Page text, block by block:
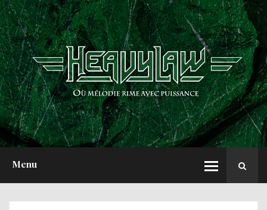
Menu
ACCUEIL
NEWS
CHRONIQUES
INTERVIEWS
REPORTS
A PROPOS